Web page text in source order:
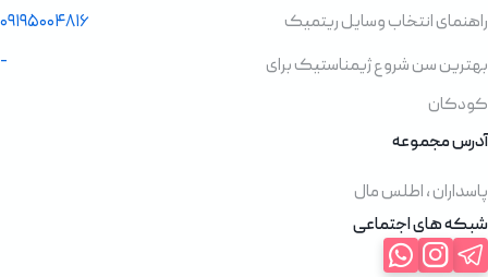
راهنمای انتخاب وسایل ریتمیک
بهترین سن شروع ژیمناستیک برای
کودکان
۰۹۱۹۵۰۰۴۸۱۶
-
آدرس مجموعه
پاسداران ، اطلس مال
شبکه های اجتماعی